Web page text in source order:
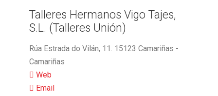
Talleres Hermanos Vigo Tajes,
S.L. (Talleres Unión)
Rúa Estrada do Vilán, 11. 15123 Camariñas -
Camariñas
Web
Email